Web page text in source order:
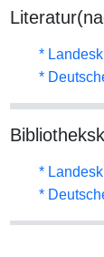
*
*
*
*